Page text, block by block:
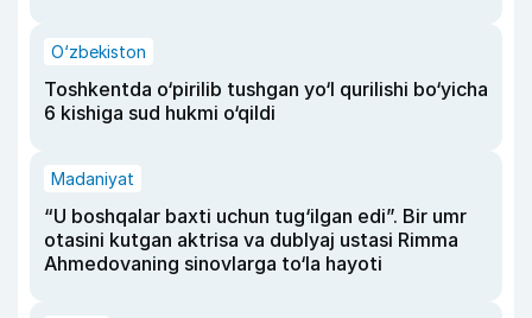
O‘zbekiston
Toshkentda o‘pirilib tushgan yo‘l qurilishi bo‘yicha
6 kishiga sud hukmi o‘qildi
Madaniyat
“U boshqalar baxti uchun tug‘ilgan edi”. Bir umr
otasini kutgan aktrisa va dublyaj ustasi Rimma
Ahmedovaning sinovlarga to‘la hayoti